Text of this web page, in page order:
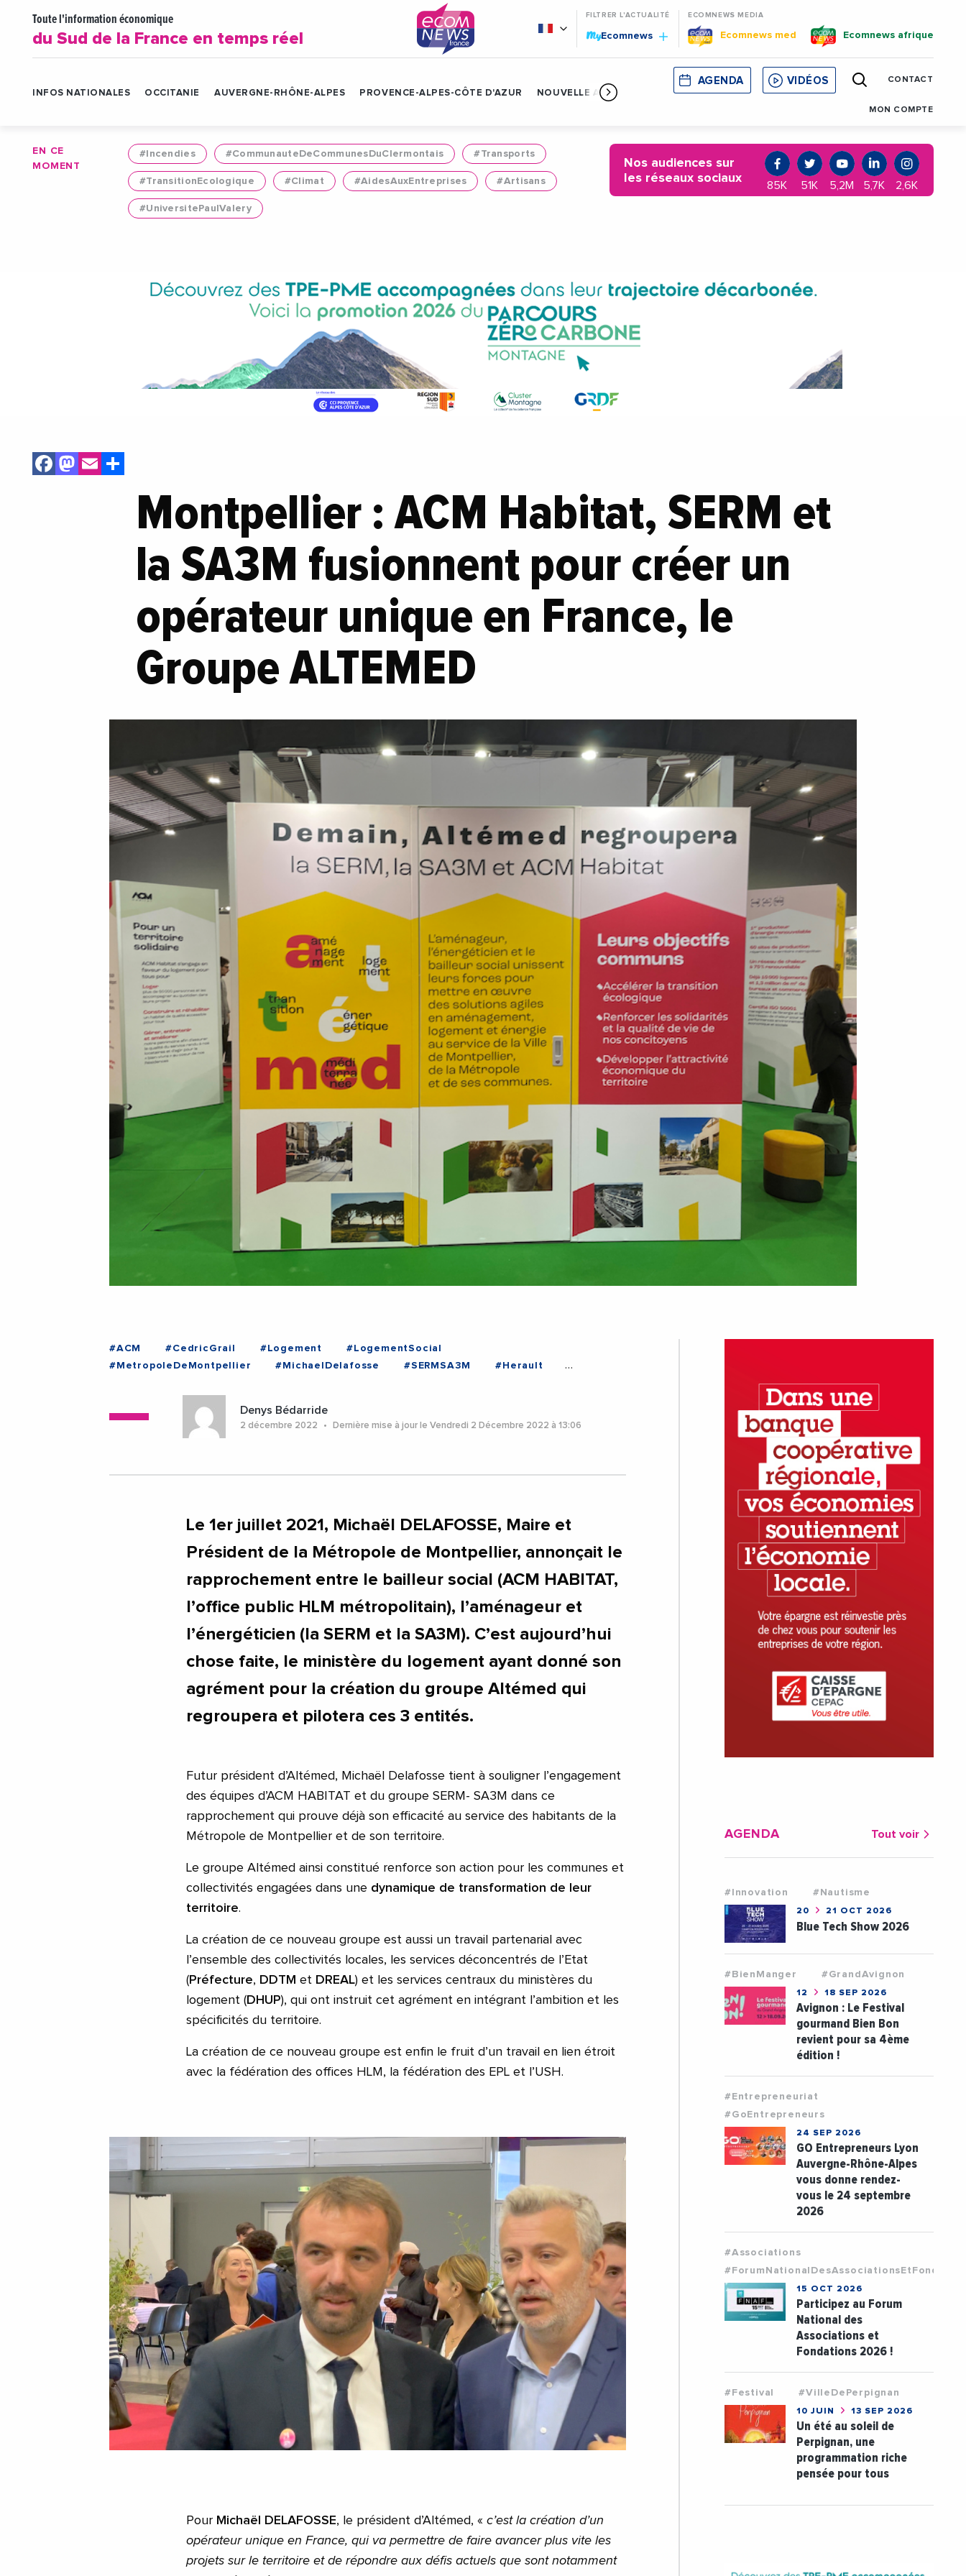
Toute l'information économique
du Sud de la France en temps réel
FILTRER L'ACTUALITÉ
MyEcomnews
ECOMNEWS MEDIA
Ecomnews med Ecomnews afrique
INFOS NATIONALES OCCITANIE AUVERGNE-RHÔNE-ALPES PROVENCE-ALPES-CÔTE D'AZUR NOUVELLE AQUITAINE CORSE MONACO CATALOGNE
AGENDA VIDÉOS CONTACT
MON COMPTE
EN CE
MOMENT
#Incendies #CommunauteDeCommunesDuClermontais #Transports
#TransitionEcologique #Climat #AidesAuxEntreprises #Artisans
#UniversitePaulValery
Nos audiences sur
les réseaux sociaux
85K 51K 5,2M 5,7K 2,6K
Facebook
Mastodon
Email
Montpellier : ACM Habitat, SERM et
la SA3M fusionnent pour créer un
opérateur unique en France, le
Groupe ALTEMED
#ACM #CedricGrail #Logement
#LogementSocial
#MetropoleDeMontpellier
#MichaelDelafosse #SERMSA3M
#Herault
Denys Bédarride
2 décembre 2022 Dernière mise à jour le Vendredi 2 Décembre 2022 à 13:06
Le 1er juillet 2021, Michaël DELAFOSSE, Maire et
Président de la Métropole de Montpellier, annonçait le
rapprochement entre le bailleur social (ACM HABITAT,
l’office public HLM métropolitain), l’aménageur et
l’énergéticien (la SERM et la SA3M). C’est aujourd’hui
chose faite, le ministère du logement ayant donné son
agrément pour la création du groupe Altémed qui
regroupera et pilotera ces 3 entités.
Futur président d’Altémed, Michaël Delafosse tient à souligner l’engagement
des équipes d’ACM HABITAT et du groupe SERM- SA3M dans ce
rapprochement qui prouve déjà son efficacité au service des habitants de la
Métropole de Montpellier et de son territoire.
Le groupe Altémed ainsi constitué renforce son action pour les communes et
collectivités engagées dans une dynamique de transformation de leur
territoire.
La création de ce nouveau groupe est aussi un travail partenarial avec
l’ensemble des collectivités locales, les services déconcentrés de l’Etat
(Préfecture, DDTM et DREAL) et les services centraux du ministères du
logement (DHUP), qui ont instruit cet agrément en intégrant l’ambition et les
spécificités du territoire.
La création de ce nouveau groupe est enfin le fruit d’un travail en lien étroit
avec la fédération des offices HLM, la fédération des EPL et l’USH.
Pour Michaël DELAFOSSE, le président d’Altémed, « c’est la création d’un
opérateur unique en France, qui va permettre de faire avancer plus vite les
projets sur le territoire et de répondre aux défis actuels que sont notamment
AGENDA Tout voir
#Innovation #Nautisme
20 21 OCT 2026
Blue Tech Show 2026
#BienManger #GrandAvignon
12 18 SEP 2026
Avignon : Le Festival
gourmand Bien Bon
revient pour sa 4ème
édition !
#Entrepreneuriat
#GoEntrepreneurs
24 SEP 2026
GO Entrepreneurs Lyon
Auvergne-Rhône-Alpes
vous donne rendez-
vous le 24 septembre
2026
#Associations
15 OCT 2026
Participez au Forum
National des
Associations et
Fondations 2026 !
#Festival #VilleDePerpignan
10 JUIN 13 SEP 2026
Un été au soleil de
Perpignan, une
programmation riche
pensée pour tous